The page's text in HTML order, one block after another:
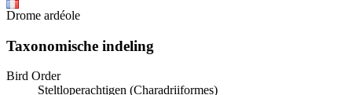
Drome ardéole
Taxonomische indeling
Bird Order
Steltloperachtigen (Charadriiformes)